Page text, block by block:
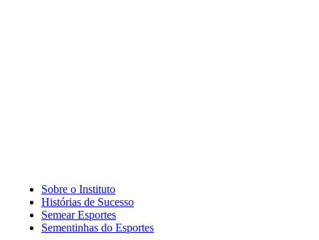
Sobre o Instituto
Histórias de Sucesso
Semear Esportes
Sementinhas do Esportes